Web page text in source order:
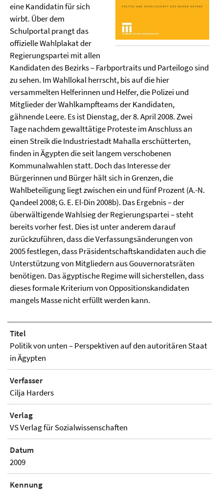
eine Kandidatin für sich
wirbt. Über dem
Schulportal prangt das
offizielle Wahlplakat der
Regierungspartei mit allen
Kandidaten des Bezirks – Farbportraits und Parteilogo sind
zu sehen. Im Wahllokal herrscht, bis auf die hier
versammelten Helferinnen und Helfer, die Polizei und
Mitglieder der Wahlkampfteams der Kandidaten,
gähnende Leere. Es ist Dienstag, der 8. April 2008. Zwei
Tage nachdem gewalttätige Proteste im Anschluss an
einen Streik die Industriestadt Mahalla erschütterten,
finden in Ägypten die seit langem verschobenen
Kommunalwahlen statt. Doch das Interesse der
Bürgerinnen und Bürger hält sich in Grenzen, die
Wahlbeteiligung liegt zwischen ein und fünf Prozent (A.-N.
Qandeel 2008; G. E. El-Din 2008b). Das Ergebnis – der
überwältigende Wahlsieg der Regierungspartei – steht
bereits vorher fest. Dies ist unter anderem darauf
zurückzuführen, dass die Verfassungsänderungen von
2005 festlegen, dass Präsidentschaftskandidaten auch die
Unterstützung von Mitgliedern aus Gouvernoratsräten
benötigen. Das ägyptische Regime will sicherstellen, dass
dieses formale Kriterium von Oppositionskandidaten
mangels Masse nicht erfüllt werden kann.
Titel
Politik von unten – Perspektiven auf den autoritären Staat
in Ägypten
Verfasser
Cilja Harders
Verlag
VS Verlag für Sozialwissenschaften
Datum
2009
Kennung